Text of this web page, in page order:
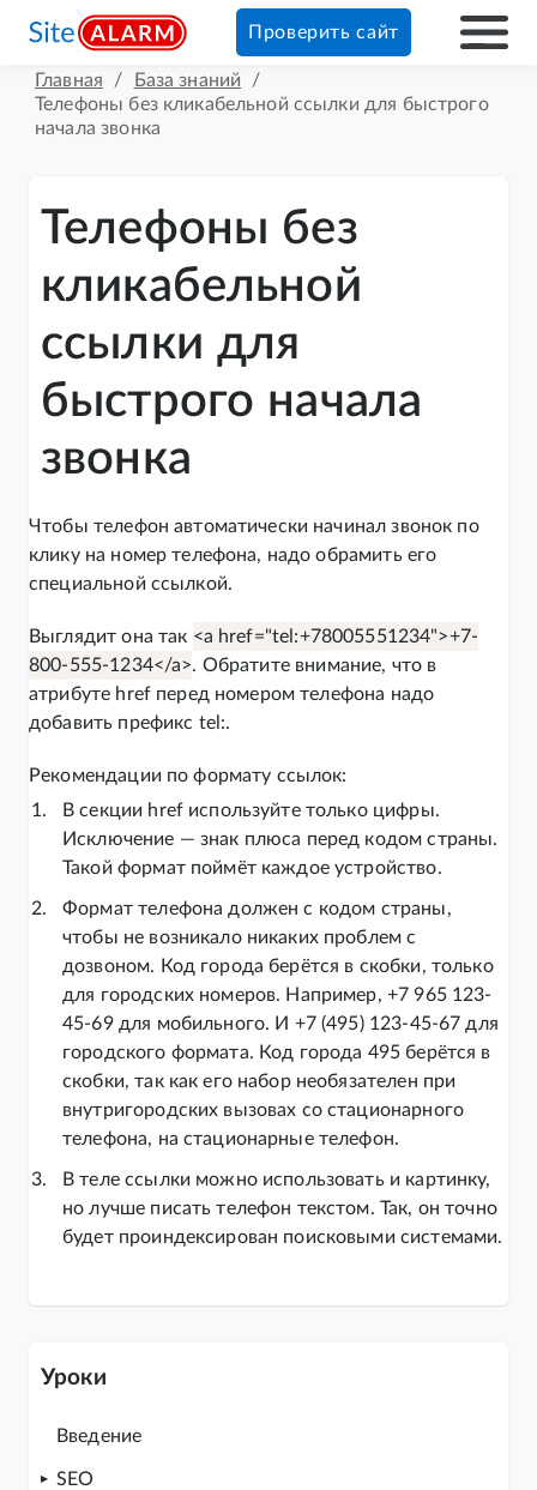
Проверить сайт
Главная / База знаний
/
Телефоны без кликабельной ссылки для быстрого
начала звонка
Уроки
Введение
SEO
Телефоны без
кликабельной
ссылки для
быстрого начала
звонка
Чтобы телефон автоматически начинал звонок по
клику на номер телефона, надо обрамить его
специальной ссылкой.
Выглядит она так <a href="tel:+78005551234">+7-
800-555-1234</a>. Обратите внимание, что в
атрибуте href перед номером телефона надо
добавить префикс tel:.
Рекомендации по формату ссылок:
В секции href используйте только цифры.
Исключение — знак плюса перед кодом страны.
Такой формат поймёт каждое устройство.
Формат телефона должен с кодом страны,
чтобы не возникало никаких проблем с
дозвоном. Код города берётся в скобки, только
для городских номеров. Например, +7 965 123-
45-69 для мобильного. И +7 (495) 123-45-67 для
городского формата. Код города 495 берётся в
скобки, так как его набор необязателен при
внутригородских вызовах со стационарного
телефона, на стационарные телефон.
В теле ссылки можно использовать и картинку,
но лучше писать телефон текстом. Так, он точно
будет проиндексирован поисковыми системами.